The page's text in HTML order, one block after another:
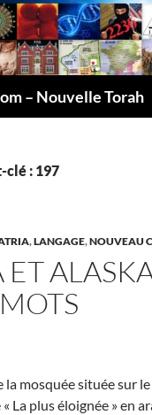
– Nouvelle Torah
clé : 197
,LANGAGE,NOUVEAU
ET
la mosquée située sur
La plus éloignée » en